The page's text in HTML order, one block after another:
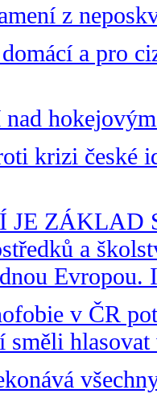
z
a pro
nad
krizi české
JE ZÁKLAD
a
Evropou.
v ČR
směli